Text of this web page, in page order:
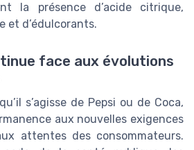
la présence d’acide citrique,
et d’édulcorants.
face aux évolutions
s’agisse de Pepsi ou de Coca,
aux nouvelles exigences
attentes des consommateurs.